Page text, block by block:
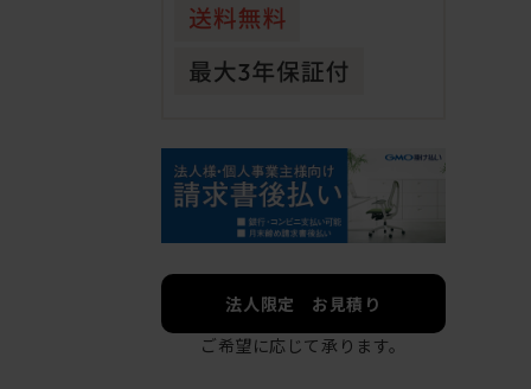
法人限定 お見積り
ご希望に応じて承ります。